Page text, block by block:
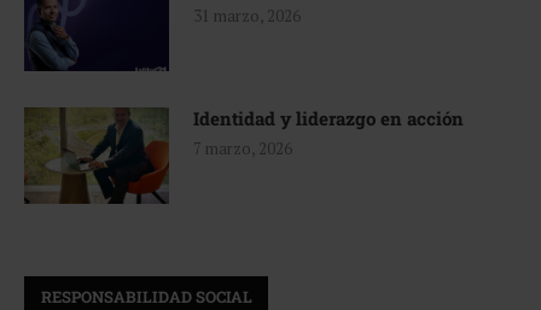
31 marzo, 2026
Identidad y liderazgo en acción
7 marzo, 2026
RESPONSABILIDAD SOCIAL